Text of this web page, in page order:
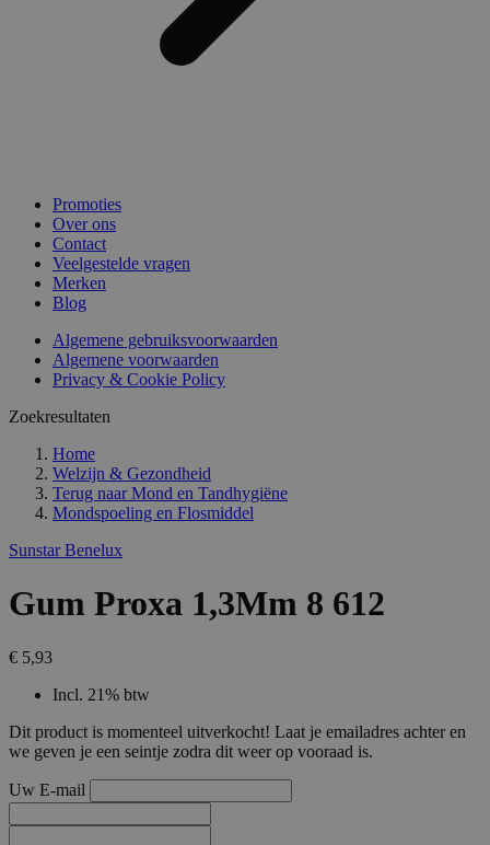
Promoties
Over ons
Contact
Veelgestelde vragen
Merken
Blog
Algemene gebruiksvoorwaarden
Algemene voorwaarden
Privacy & Cookie Policy
Zoekresultaten
Home
Welzijn & Gezondheid
Terug naar Mond en Tandhygiëne
Mondspoeling en Flosmiddel
Sunstar Benelux
Gum Proxa 1,3Mm 8 612
€ 5,93
Incl. 21% btw
Dit product is momenteel uitverkocht! Laat je emailadres achter en
we geven je een seintje zodra dit weer op vooraad is.
Uw E-mail